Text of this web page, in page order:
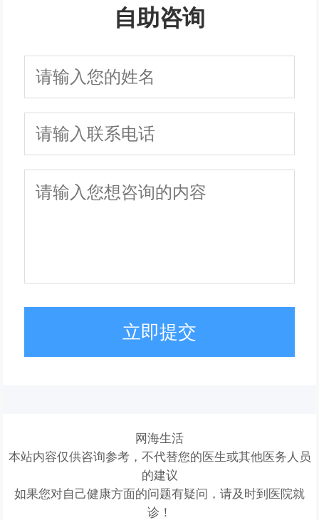
自助咨询
立即提交
网海生活
本站内容仅供咨询参考，不代替您的医生或其他医务人员
的建议
如果您对自己健康方面的问题有疑问，请及时到医院就
诊！